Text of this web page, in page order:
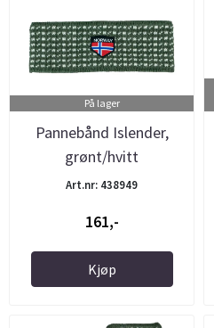
På lager
Pannebånd Islender,
grønt/hvitt
Art.nr: 438949
161,-
Kjøp